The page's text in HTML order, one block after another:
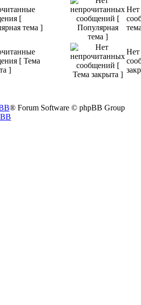
[
тема ]
Нет
[ Тема
]
Нет
® Forum Software © phpBB Group